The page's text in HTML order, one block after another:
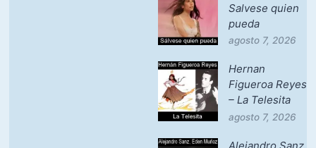
Salvese quien
pueda
agosto 7, 2026
Hernan
Figueroa Reyes
– La Telesita
agosto 7, 2026